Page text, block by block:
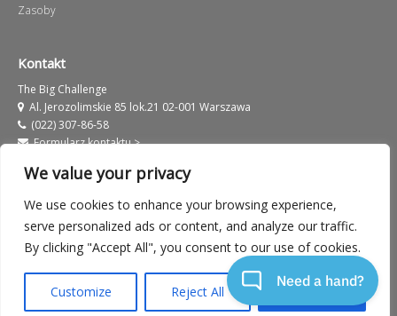
We value your privacy
We use cookies to enhance your browsing experience,
serve personalized ads or content, and analyze our traffic.
By clicking "Accept All", you consent to our use of cookies.
Customize Reject All Accept All
Zasoby
Kontakt
The Big Challenge
Al. Jerozolimskie 85 lok.21 02-001 Warszawa
(022) 307-86-58
Formularz kontaktu >
Informacje prawne Warunki użytkowania serwisu
Polityka prywatności European Label